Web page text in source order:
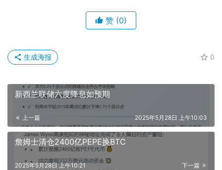
赞 (0)
0
生成海报
新西兰联储六度降息如预期
上一篇 2025年5月28日 上午10:03
詹姆士清仓2400亿PEPE换BTC
下一篇
2025年5月28日 上午10:21